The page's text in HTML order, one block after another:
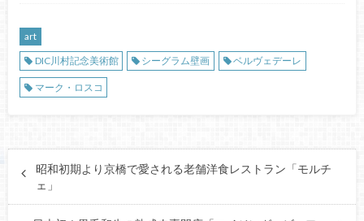
art
DIC川村記念美術館
シーグラム壁画 ベルヴェデーレ
マーク・ロスコ
昭和初期より京橋で愛される老舗洋食レストラン「モルチ
ェ」